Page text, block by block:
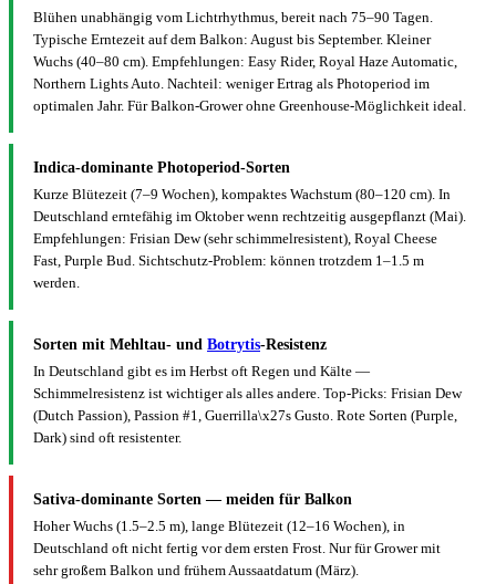
Blühen unabhängig vom Lichtrhythmus, bereit nach 75–90 Tagen.
Typische Erntezeit auf dem Balkon: August bis September. Kleiner
Wuchs (40–80 cm). Empfehlungen: Easy Rider, Royal Haze Automatic,
Northern Lights Auto. Nachteil: weniger Ertrag als Photoperiod im
optimalen Jahr. Für Balkon-Grower ohne Greenhouse-Möglichkeit ideal.
Indica-dominante Photoperiod-Sorten
Kurze Blütezeit (7–9 Wochen), kompaktes Wachstum (80–120 cm). In
Deutschland erntefähig im Oktober wenn rechtzeitig ausgepflanzt (Mai).
Empfehlungen: Frisian Dew (sehr schimmelresistent), Royal Cheese
Fast, Purple Bud. Sichtschutz-Problem: können trotzdem 1–1.5 m
werden.
Sorten mit Mehltau- und Botrytis-Resistenz
In Deutschland gibt es im Herbst oft Regen und Kälte —
Schimmelresistenz ist wichtiger als alles andere. Top-Picks: Frisian Dew
(Dutch Passion), Passion #1, Guerrilla\x27s Gusto. Rote Sorten (Purple,
Dark) sind oft resistenter.
Sativa-dominante Sorten — meiden für Balkon
Hoher Wuchs (1.5–2.5 m), lange Blütezeit (12–16 Wochen), in
Deutschland oft nicht fertig vor dem ersten Frost. Nur für Grower mit
sehr großem Balkon und frühem Aussaatdatum (März).